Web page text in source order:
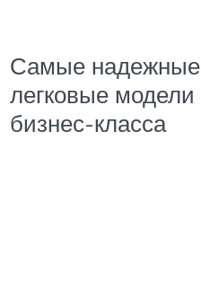
Самые надежные
легковые модели
бизнес-класса